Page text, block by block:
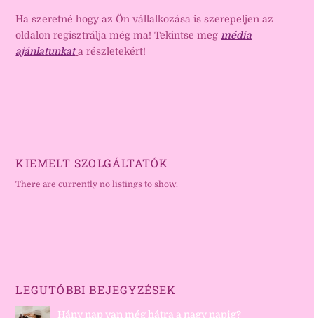
Ha szeretné hogy az Ön vállalkozása is szerepeljen az
oldalon regisztrálja még ma! Tekintse megmédia
ajánlatunkat a részletekért!
KIEMELT SZOLGÁLTATÓK
There are currently no listings to show.
LEGUTÓBBI BEJEGYZÉSEK
Hány nap van még hátra a nagy napig?